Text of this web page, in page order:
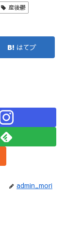
産後鬱
はてブ
admin_mori